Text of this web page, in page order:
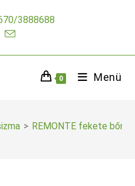
3888688
0 Menü
> REMONTE fekete bőr